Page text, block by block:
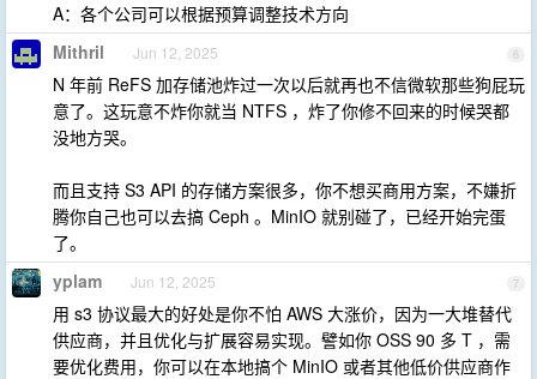
A：各个公司可以根据预算调整技术方向
6
Mithril Jun 12, 2025
N 年前 ReFS 加存储池炸过一次以后就再也不信微软那些狗屁玩
意了。这玩意不炸你就当 NTFS ，炸了你修不回来的时候哭都
没地方哭。
而且支持 S3 API 的存储方案很多，你不想买商用方案，不嫌折
腾你自己也可以去搞 Ceph 。MinIO 就别碰了，已经开始完蛋
了。
7
yplam Jun 12, 2025
用 s3 协议最大的好处是你不怕 AWS 大涨价，因为一大堆替代
供应商，并且优化与扩展容易实现。譬如你 OSS 90 多 T ，需
要优化费用，你可以在本地搞个 MinIO 或者其他低价供应商作